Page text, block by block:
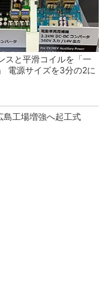
スと平滑コイルを「一
電源サイズを3分の2に
島工場増強へ起工式